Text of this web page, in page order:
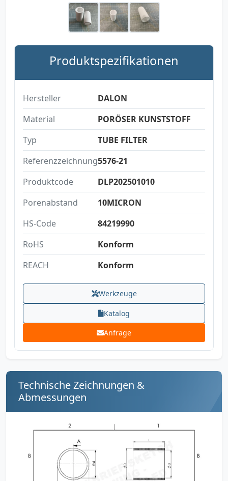
Produktspezifikationen
Hersteller
DALON
Material
PORÖSER KUNSTSTOFF
Typ
TUBE FILTER
Referenzzeichnung5576-21
Produktcode
DLP202501010
Porenabstand
10MICRON
HS-Code
84219990
RoHS
Konform
REACH
Konform
Werkzeuge
Katalog
Anfrage
Technische Zeichnungen &
Abmessungen